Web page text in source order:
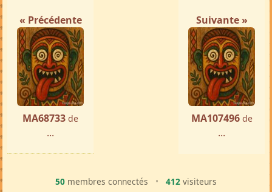
« Précédente
MA68733 de
...
Suivante »
MA107496 de
...
50 membres connectés • 412 visiteurs